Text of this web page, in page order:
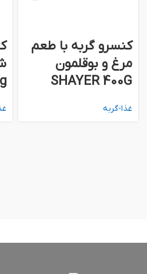
كنسرو گربه با طعم
مرغ و بوقلمون
SHAYER 400G
غذا-گربه